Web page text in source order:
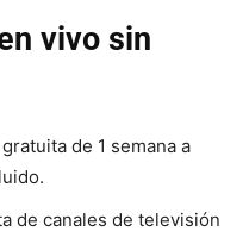
vivo sin
de 1 semana a
de canales de televisión